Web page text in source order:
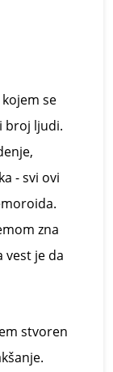
se
broj ljudi.
- svi ovi
zna
vest je da
stvoren